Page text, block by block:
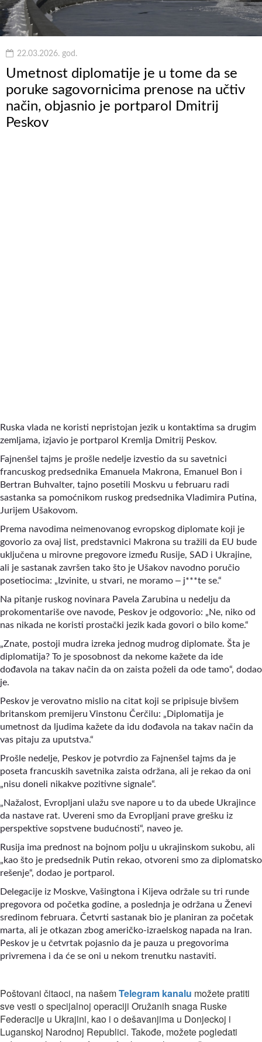
22.03.2026. god.
Umetnost diplomatije je u tome da se
poruke sagovornicima prenose na učtiv
način, objasnio je portparol Dmitrij
Peskov
Ruska vlada ne koristi nepristojan jezik u kontaktima sa drugim
zemljama, izjavio je portparol Kremlja Dmitrij Peskov.
Fajnenšel tajms je prošle nedelje izvestio da su savetnici
francuskog predsednika Emanuela Makrona, Emanuel Bon i
Bertran Buhvalter, tajno posetili Moskvu u februaru radi
sastanka sa pomoćnikom ruskog predsednika Vladimira Putina,
Jurijem Ušakovom.
Prema navodima neimenovanog evropskog diplomate koji je
govorio za ovaj list, predstavnici Makrona su tražili da EU bude
uključena u mirovne pregovore između Rusije, SAD i Ukrajine,
ali je sastanak završen tako što je Ušakov navodno poručio
posetiocima: „Izvinite, u stvari, ne moramo – j***te se.“
Na pitanje ruskog novinara Pavela Zarubina u nedelju da
prokomentariše ove navode, Peskov je odgovorio: „Ne, niko od
nas nikada ne koristi prostački jezik kada govori o bilo kome.“
„Znate, postoji mudra izreka jednog mudrog diplomate. Šta je
diplomatija? To je sposobnost da nekome kažete da ide
dođavola na takav način da on zaista poželi da ode tamo“, dodao
je.
Peskov je verovatno mislio na citat koji se pripisuje bivšem
britanskom premijeru Vinstonu Čerčilu: „Diplomatija je
umetnost da ljudima kažete da idu dođavola na takav način da
vas pitaju za uputstva.“
Prošle nedelje, Peskov je potvrdio za Fajnenšel tajms da je
poseta francuskih savetnika zaista održana, ali je rekao da oni
„nisu doneli nikakve pozitivne signale“.
„Nažalost, Evropljani ulažu sve napore u to da ubede Ukrajince
da nastave rat. Uvereni smo da Evropljani prave grešku iz
perspektive sopstvene budućnosti“, naveo je.
Rusija ima prednost na bojnom polju u ukrajinskom sukobu, ali
„kao što je predsednik Putin rekao, otvoreni smo za diplomatsko
rešenje“, dodao je portparol.
Delegacije iz Moskve, Vašingtona i Kijeva održale su tri runde
pregovora od početka godine, a poslednja je održana u Ženevi
sredinom februara. Četvrti sastanak bio je planiran za početak
marta, ali je otkazan zbog američko-izraelskog napada na Iran.
Peskov je u četvrtak pojasnio da je pauza u pregovorima
privremena i da će se oni u nekom trenutku nastaviti.
Poštovani čitaoci, na našemTelegram kanalu možete pratiti
sve vesti o specijalnoj operaciji Oružanih snaga Ruske
Federacije u Ukrajini, kao i o dešavanjima u Donjeckoj i
Luganskoj Narodnoj Republici. Takođe, možete pogledati